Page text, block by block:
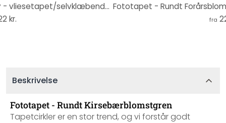
Fototapet - Rundt Tåget skov - vliesetapet/selvklæbende non-woven tapet
kr.
fra
Beskrivelse
Fototapet - Rundt Kirsebærblomstgren
Tapetcirkler er en stor trend, og vi forstår godt